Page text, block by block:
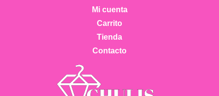
Mi cuenta
Carrito
Tienda
Contacto